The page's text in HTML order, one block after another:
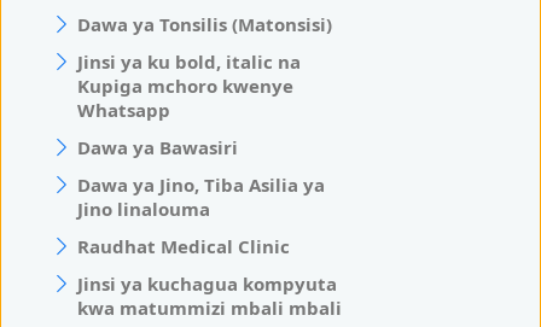
Dawa ya Tonsilis (Matonsisi)
Jinsi ya ku bold, italic na
Kupiga mchoro kwenye
Whatsapp
Dawa ya Bawasiri
Dawa ya Jino, Tiba Asilia ya
Jino linalouma
Raudhat Medical Clinic
Jinsi ya kuchagua kompyuta
kwa matummizi mbali mbali